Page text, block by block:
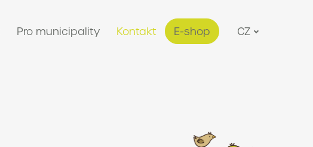
Pro municipality Kontakt E-shop CZ